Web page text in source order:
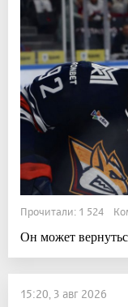
Прочитали: 1 524
Он может
15:20, 3 авг 2026